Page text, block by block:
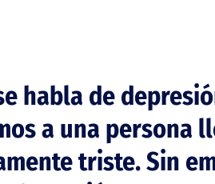
habla de
a una persona
triste. Sin